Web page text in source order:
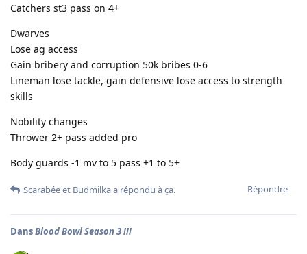
Catchers st3 pass on 4+
Dwarves
Lose ag access
Gain bribery and corruption 50k bribes 0-6
Lineman lose tackle, gain defensive lose access to strength
skills
Nobility changes
Thrower 2+ pass added pro
Body guards -1 mv to 5 pass +1 to 5+
Répondre
Scarabéeet Budmilkaa répondu à ça.
DansBlood Bowl Season 3 !!!